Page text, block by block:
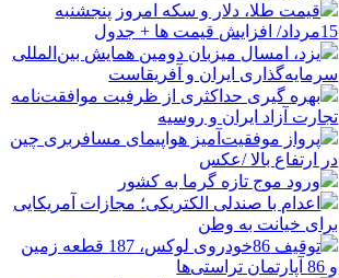
قیمت طلا، دلار و سکه امروز پنجشنبه
15مرداد/ افزایش قیمت ها + جدول
یزد، امسال میزبان دومین همایش بین‌المللی
سرمایه‌گذاری ایران و آفریقاست
بهره گیری حداکثری از ظرفیت موافقت‌نامه
تجارت آزاد ایران و روسیه
پرواز موفقیت‌آمیز هواپیمای مسافربری چین
در ارتفاع بالا /عکس
ورود موج تازه گرما به کشور
اعدام با صندلی الکتریکی؛ مجازات آمریکایی
برای خیانت به وطن
توقیف 86خودروی لوکس، 187 قطعه زمین
و 86 آپارتمان تراستی‌ها